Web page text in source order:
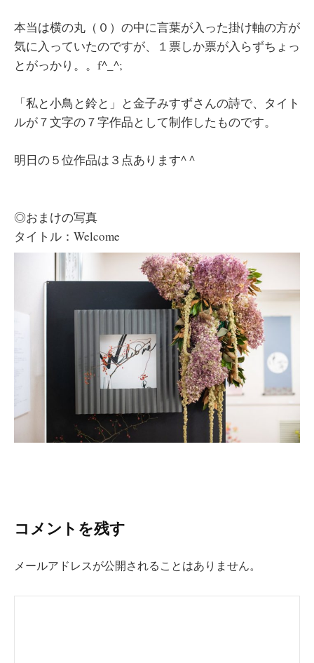
本当は横の丸（０）の中に言葉が入った掛け軸の方が
気に入っていたのですが、１票しか票が入らずちょっ
とがっかり。。f^_^;
「私と小鳥と鈴と」と金子みすずさんの詩で、タイト
ルが７文字の７字作品として制作したものです。
明日の５位作品は３点あります^ ^
◎おまけの写真
タイトル：Welcome
コメントを残す
メールアドレスが公開されることはありません。